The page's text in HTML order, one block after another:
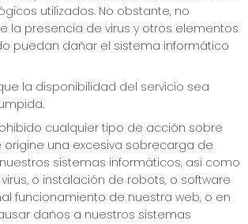
utilizados. No obstante, no
la presencia de virus y otros elementos
puedan dañar el sistema informático
la disponibilidad del servicio sea
cualquier tipo de acción sobre
una excesiva sobrecarga de
sistemas informáticos, así como
o instalación de robots, o software
funcionamiento de nuestra web, o en
daños a nuestros sistemas